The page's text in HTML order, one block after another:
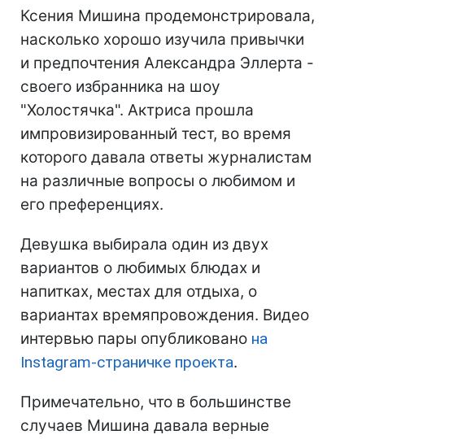
Ксения Мишина продемонстрировала,
насколько хорошо изучила привычки
и предпочтения Александра Эллерта -
своего избранника на шоу
"Холостячка". Актриса прошла
импровизированный тест, во время
которого давала ответы журналистам
на различные вопросы о любимом и
его преференциях.
Девушка выбирала один из двух
вариантов о любимых блюдах и
напитках, местах для отдыха, о
вариантах времяпровождения. Видео
интервью пары опубликовано на
Instagram-страничке проекта.
Примечательно, что в большинстве
случаев Мишина давала верные